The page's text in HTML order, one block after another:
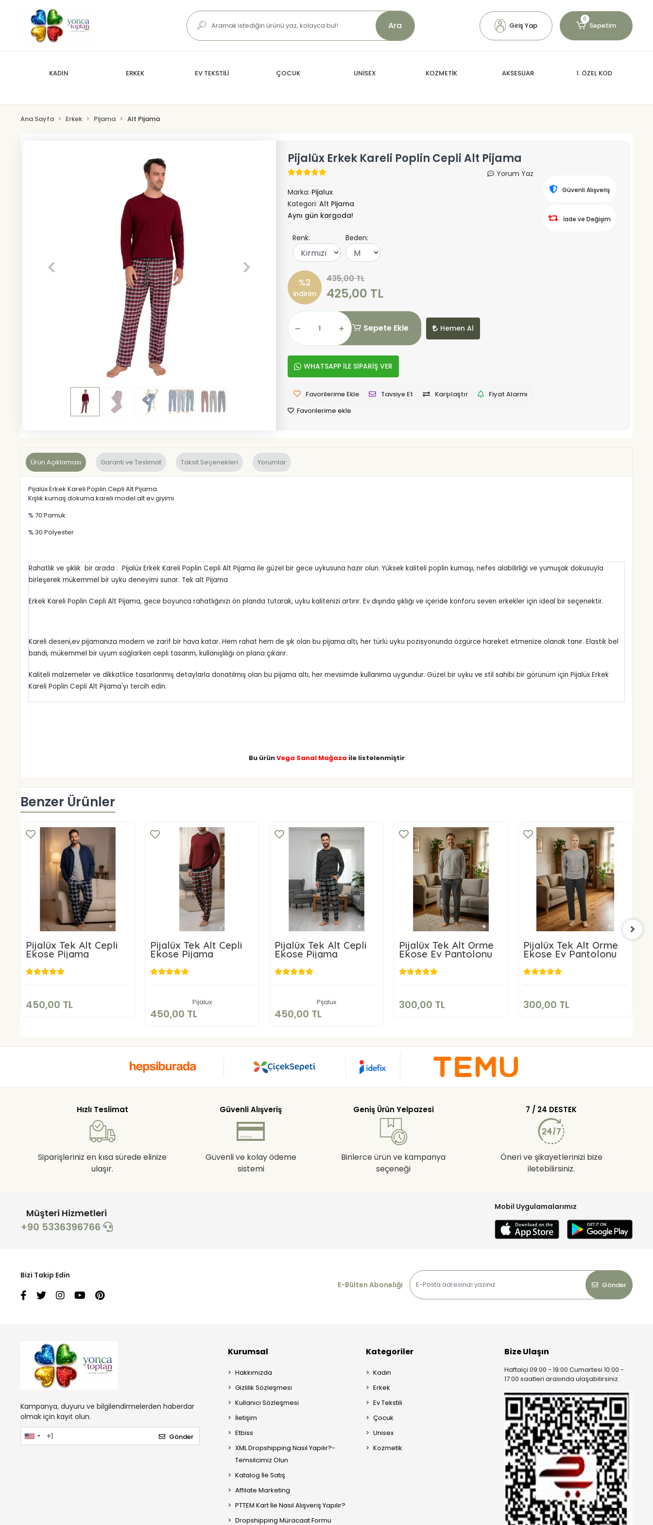
Ara Giriş Yap
0
Sepetim
KADIN ERKEK EV TEKSTİLİ ÇOCUK UNİSEX KOZMETİK AKSESUAR 1. ÖZEL KOD
Ana Sayfa Erkek Pijama Alt Pijama
Pijalüx Erkek Kareli Poplin Cepli Alt Pijama
Yorum Yaz
Marka: Pijalux
Kategori: Alt Pijama
Aynı gün kargoda!
Renk: Beden:
%2
indirim
435,00 TL
425,00 TL
Sepete Ekle Hemen Al
WHATSAPP İLE SİPARİŞ VER
Favorilerime Ekle Tavsiye Et Karşılaştır
Fiyat Alarmı
Favorilerime ekle
Güvenli Alışveriş
İade ve Değişim
Ürün Açıklaması Garanti ve Teslimat Taksit Seçenekleri Yorumlar
Pijalüx Erkek Kareli Poplin Cepli Alt Pijama.
Kışlık kumaş dokuma kareli model alt ev giyimi
% 70 Pamuk
% 30 Polyester
Rahatlık ve şıklık bir arada . Pijalüx Erkek Kareli Poplin Cepli Alt Pijama ile güzel bir gece uykusuna hazır olun. Yüksek kaliteli poplin kumaşı, nefes alabilirliği ve yumuşak dokusuyla
birleşerek mükemmel bir uyku deneyimi sunar. Tek alt Pijama
Erkek Kareli Poplin Cepli Alt Pijama, gece boyunca rahatlığınızı ön planda tutarak, uyku kalitenizi artırır. Ev dışında şıklığı ve içeride konforu seven erkekler için ideal bir seçenektir.
Kareli deseni,ev pijamanıza modern ve zarif bir hava katar. Hem rahat hem de şık olan bu pijama altı, her türlü uyku pozisyonunda özgürce hareket etmenize olanak tanır. Elastik bel
bandı, mükemmel bir uyum sağlarken cepli tasarım, kullanışlılığı ön plana çıkarır.
Kaliteli malzemeler ve dikkatlice tasarlanmış detaylarla donatılmış olan bu pijama altı, her mevsimde kullanıma uygundur. Güzel bir uyku ve stil sahibi bir görünüm için Pijalüx Erkek
Kareli Poplin Cepli Alt Pijama'yı tercih edin.
Bu ürünVega Sanal Mağaza ile listelenmiştir
Benzer Ürünler
Pijalüx Tek Alt Cepli
Ekose Pijama
450,00 TL
450,00 TL
Pijalüx Tek Alt Cepli
Ekose Pijama
Pijalux
450,00 TL
Sepete Ekle
Pijalüx Tek Alt Cepli
Ekose Pijama
Pijalux
450,00 TL
Sepete Ekle
Pijalüx Tek Alt Örme
Ekose Ev Pantolonu
300,00 TL
300,00 TL
Pijalüx Tek Alt Örme
Ekose Ev Pantolonu
300,00 TL
300,00 TL
Hızlı Teslimat
Siparişleriniz en kısa sürede elinize
ulaşır.
Güvenli Alışveriş
Güvenli ve kolay ödeme
sistemi
Geniş Ürün Yelpazesi
Binlerce ürün ve kampanya
seçeneği
7 / 24 DESTEK
Öneri ve şikayetlerinizi bize
iletebilirsiniz.
Müşteri Hizmetleri
+90 5336396766
Mobil Uygulamalarımız
Bizi Takip Edin
E-Bülten Aboneliği
Gönder
Kampanya, duyuru ve bilgilendirmelerden haberdar
olmak için kayıt olun.
Gönder
Kurumsal
Hakkımızda
Gizlilik Sözleşmesi
Kullanıcı Sözleşmesi
İletişim
Etbiss
XML Dropshipping Nasıl Yapılır?-
Temsilcimiz Olun
Katalog İle Satış
Affilate Marketing
PTTEM Kart İle Nasıl Alışveriş Yapılır?
Dropshipping Müracaat Formu
Kategoriler
Kadın
Erkek
Ev Tekstili
Çocuk
Unisex
Kozmetik
Bize Ulaşın
Haftaiçi 09:00 - 19:00 Cumartesi 10:00 -
17:00 saatleri arasında ulaşabilirsiniz.